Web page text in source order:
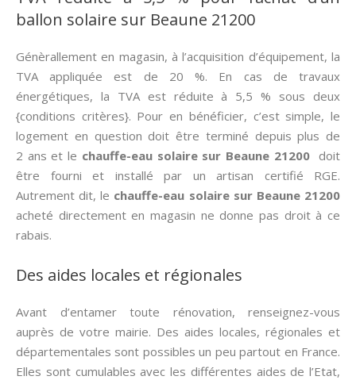
ballon solaire sur Beaune 21200
Génèrallement en magasin, à l’acquisition d’équipement, la
TVA appliquée est de 20 %. En cas de travaux
énergétiques, la TVA est réduite à 5,5 % sous deux
{conditions critères}. Pour en bénéficier, c’est simple, le
logement en question doit être terminé depuis plus de
2 ans et le chauffe-eau solaire sur Beaune 21200doit
être fourni et installé par un artisan certifié RGE.
Autrement dit, le chauffe-eau solaire sur Beaune 21200
acheté directement en magasin ne donne pas droit à ce
rabais.
Des aides locales et régionales
Avant d’entamer toute rénovation, renseignez-vous
auprès de votre mairie. Des aides locales, régionales et
départementales sont possibles un peu partout en France.
Elles sont cumulables avec les différentes aides de l’Etat,